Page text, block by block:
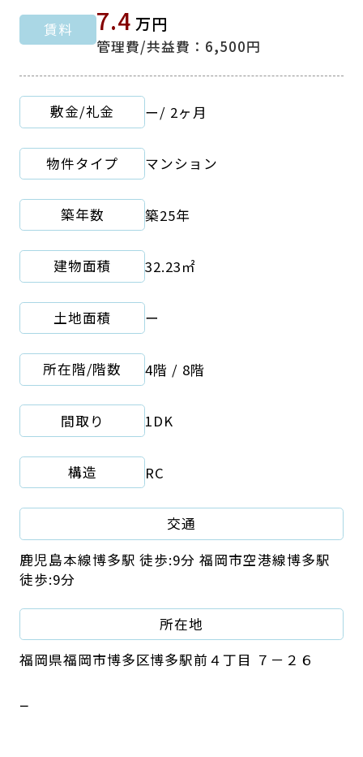
賃料 7.4 万円
管理費/共益費：6,500円
敷金/礼金 ー/ 2ヶ月
物件タイプ マンション
築年数 築25年
建物面積 32.23㎡
土地面積 ー
所在階/階数 4階 / 8階
間取り 1DK
構造 RC
交通
鹿児島本線博多駅 徒歩:9分 福岡市空港線博多駅
徒歩:9分
所在地
福岡県福岡市博多区博多駅前４丁目 ７－２６
ー